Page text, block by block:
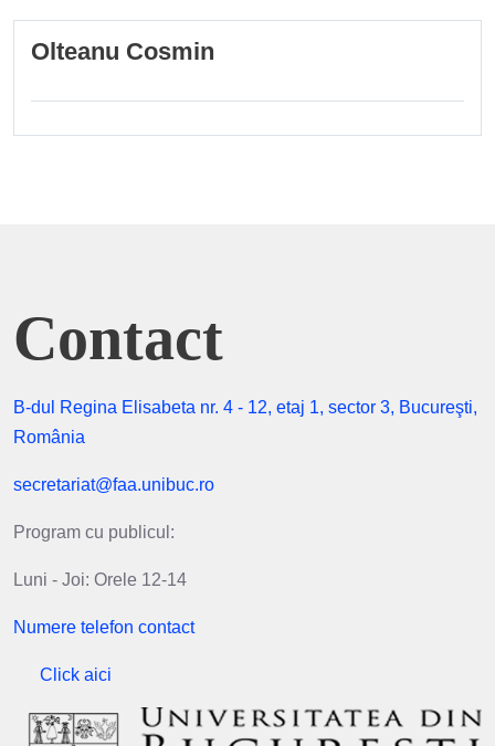
Olteanu Cosmin
Contact
B-dul Regina Elisabeta nr. 4 - 12, etaj 1, sector 3, Bucureşti,
România
secretariat@faa.unibuc.ro
Program cu publicul:
Luni - Joi: Orele 12-14
Numere telefon contact
Click aici